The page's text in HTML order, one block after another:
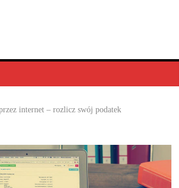
internet – rozlicz swój podatek